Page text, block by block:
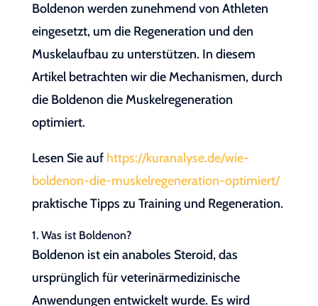
Boldenon werden zunehmend von Athleten
eingesetzt, um die Regeneration und den
Muskelaufbau zu unterstützen. In diesem
Artikel betrachten wir die Mechanismen, durch
die Boldenon die Muskelregeneration
optimiert.
Lesen Sie auf https://kuranalyse.de/wie-
boldenon-die-muskelregeneration-optimiert/
praktische Tipps zu Training und Regeneration.
1. Was ist Boldenon?
Boldenon ist ein anaboles Steroid, das
ursprünglich für veterinärmedizinische
Anwendungen entwickelt wurde. Es wird